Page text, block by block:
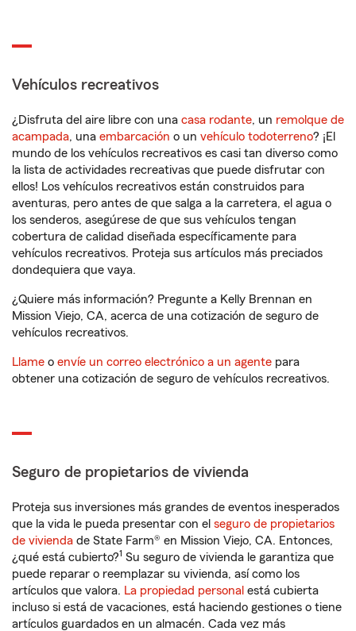
Vehículos recreativos
¿Disfruta del aire libre con una casa rodante, un remolque de
acampada, una embarcación o un vehículo todoterreno? ¡El
mundo de los vehículos recreativos es casi tan diverso como
la lista de actividades recreativas que puede disfrutar con
ellos! Los vehículos recreativos están construidos para
aventuras, pero antes de que salga a la carretera, el agua o
los senderos, asegúrese de que sus vehículos tengan
cobertura de calidad diseñada específicamente para
vehículos recreativos. Proteja sus artículos más preciados
dondequiera que vaya.
¿Quiere más información? Pregunte a Kelly Brennan en
Mission Viejo, CA, acerca de una cotización de seguro de
vehículos recreativos.
Llame o envíe un correo electrónico a un agente para
obtener una cotización de seguro de vehículos recreativos.
Seguro de propietarios de vivienda
Proteja sus inversiones más grandes de eventos inesperados
que la vida le pueda presentar con el seguro de propietarios
de vivienda de State Farm® en Mission Viejo, CA. Entonces,
¿qué está cubierto?1 Su seguro de vivienda le garantiza que
puede reparar o reemplazar su vivienda, así como los
artículos que valora. La propiedad personal está cubierta
incluso si está de vacaciones, está haciendo gestiones o tiene
artículos guardados en un almacén. Cada vez más